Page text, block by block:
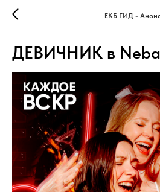
ЕКБ ГИД -
ДЕВИЧНИК в